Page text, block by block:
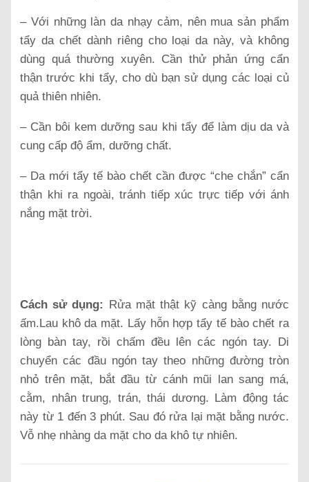
– Với những làn da nhạy cảm, nên mua sản phẩm
tẩy da chết dành riêng cho loại da này, và không
dùng quá thường xuyên. Cần thử phản ứng cẩn
thận trước khi tẩy, cho dù bạn sử dụng các loại củ
quả thiên nhiên.
– Cần bôi kem dưỡng sau khi tẩy để làm dịu da và
cung cấp độ ẩm, dưỡng chất.
– Da mới tẩy tế bào chết cần được “che chắn” cẩn
thận khi ra ngoài, tránh tiếp xúc trực tiếp với ánh
nắng mặt trời.
Cách sử dụng: Rửa mặt thật kỹ càng bằng nước
ấm.Lau khô da mặt. Lấy hỗn hợp tẩy tế bào chết ra
lòng bàn tay, rồi chấm đều lên các ngón tay. Di
chuyển các đầu ngón tay theo những đường tròn
nhỏ trên mặt, bắt đầu từ cánh mũi lan sang má,
cằm, nhân trung, trán, thái dương. Làm động tác
này từ 1 đến 3 phút. Sau đó rửa lại mặt bằng nước.
Vỗ nhẹ nhàng da mặt cho da khô tự nhiên.